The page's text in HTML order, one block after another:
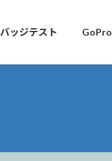
バッジテスト GoPro